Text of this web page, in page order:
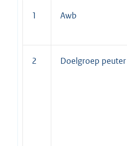
1 Awb
2 Doelgroep peuter